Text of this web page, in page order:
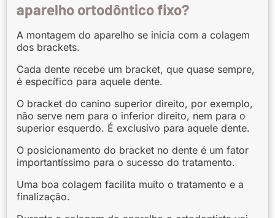
aparelho ortodôntico fixo?
A montagem do aparelho se inicia com a colagem
dos brackets.
Cada dente recebe um bracket, que quase sempre,
é específico para aquele dente.
O bracket do canino superior direito, por exemplo,
não serve nem para o inferior direito, nem para o
superior esquerdo. É exclusivo para aquele dente.
O posicionamento do bracket no dente é um fator
importantíssimo para o sucesso do tratamento.
Uma boa colagem facilita muito o tratamento e a
finalização.